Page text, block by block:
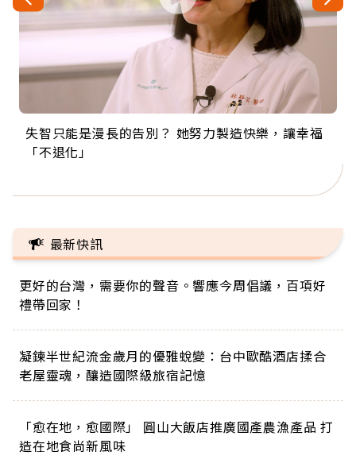
失智只能是漫長的告別？ 她努力製造快樂，讓幸福
「不退化」
來自剛果的巧克力神父 為台灣奉獻36年 「台灣是我
的家，我連作夢都講台語！」
63歲卸矽谷副總、搬回台灣找快樂！「蛋黃哥小
丑」走進安養院，逗樂上萬爺奶：退休後才開始真
104歲打破金氏世界紀錄 成為全球最年長羽球選
手，分享長壽的秘密原來是「這個」
事業巔峰他選擇追夢…黑手阿伯拉小提琴還登上小
巨蛋！連CNN都大讚！
最新快訊
更好的台灣，需要你的聲音。響應今周倡議，百項好
禮帶回家！
凝鍊半世紀流金歲月的優雅蛻變：台中歐酷酒店揉合
老屋靈魂，釀造國際級旅宿記憶
「愈在地，愈國際」 圓山大飯店推廣國產農漁產品 打
造在地食尚新風味